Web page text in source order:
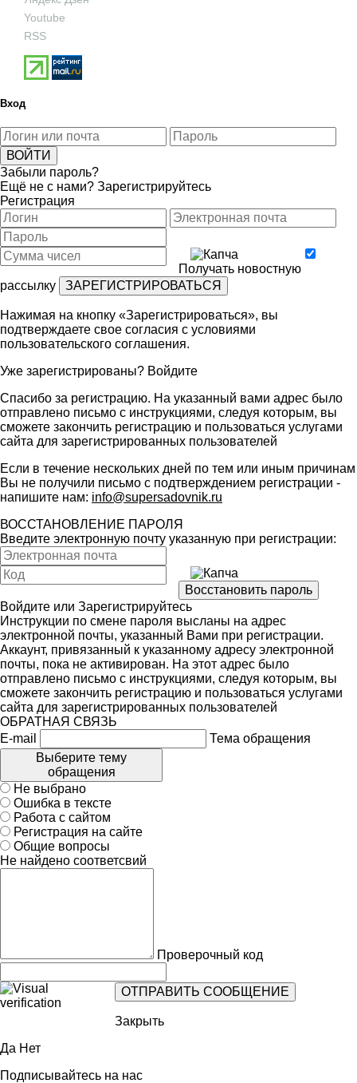
Youtube
RSS
Вход
Забыли пароль?
Ещё не с нами? Зарегистрируйтесь
Регистрация
Получать новостную
рассылку
Нажимая на кнопку «Зарегистрироваться», вы
подтверждаете свое согласия с условиями
пользовательского соглашения.
Уже зарегистрированы? Войдите
Спасибо за регистрацию. На указанный вами адрес было
отправлено письмо с инструкциями, следуя которым, вы
сможете закончить регистрацию и пользоваться услугами
сайта для зарегистрированных пользователей
Если в течение нескольких дней по тем или иным причинам
Вы не получили письмо с подтверждением регистрации -
напишите нам: info@supersadovnik.ru
ВОССТАНОВЛЕНИЕ ПАРОЛЯ
Введите электронную почту указанную при регистрации:
Войдите или Зарегистрируйтесь
Инструкции по смене пароля высланы на адрес
электронной почты, указанный Вами при регистрации.
Аккаунт, привязанный к указанному адресу электронной
почты, пока не активирован. На этот адрес было
отправлено письмо с инструкциями, следуя которым, вы
сможете закончить регистрацию и пользоваться услугами
сайта для зарегистрированных пользователей
ОБРАТНАЯ СВЯЗЬ
E-mail
Тема обращения
Выберите тему
обращения
Не выбрано
Ошибка в тексте
Работа с сайтом
Регистрация на сайте
Общие вопросы
Не найдено соответсвий
Проверочный код
Закрыть
Да Нет
Подписывайтесь на нас